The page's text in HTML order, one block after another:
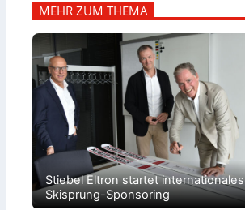
MEHR ZUM THEMA
Stiebel Eltron startet internationales
Skisprung-Sponsoring